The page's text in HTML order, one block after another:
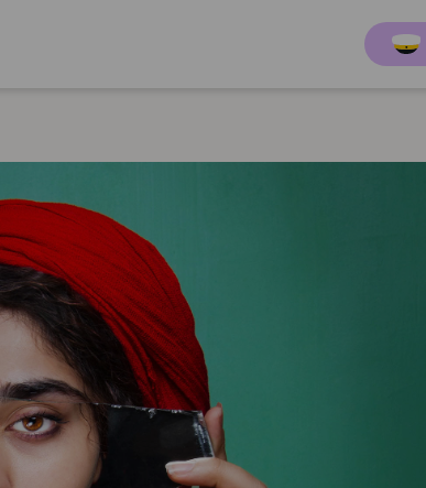
LOPS 2021
GLP 2021
Oppimateriaalit
Hinnasto
Lukion pakettilisenssi
Käyttöönotto
Bruksanvisning